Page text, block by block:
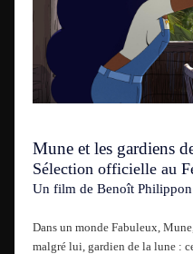
Mune et les gardiens
Sélection officielle au
Un film de Benoît
Dans un monde Fabuleux,
malgré lui, gardien de la lune :